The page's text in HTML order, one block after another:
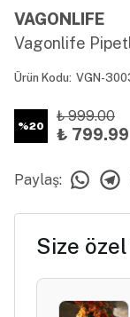
VAGONLIFE
Vagonlife
Ürün Kodu: VGN-
%20
₺ 999.00
₺ 799.99
Paylaş:
Size